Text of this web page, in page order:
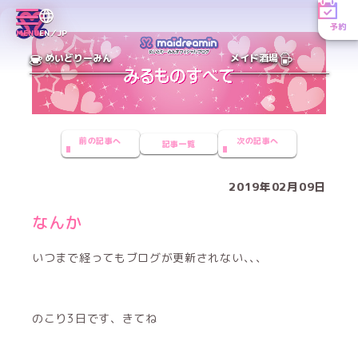
MENUEN／JP
予約
めいどりーみん メイド酒場
前の記事へ 記事一覧 次の記事へ
2019年02月09日
なんか
いつまで経ってもブログが更新されない､､､
のこり3日です、きてね